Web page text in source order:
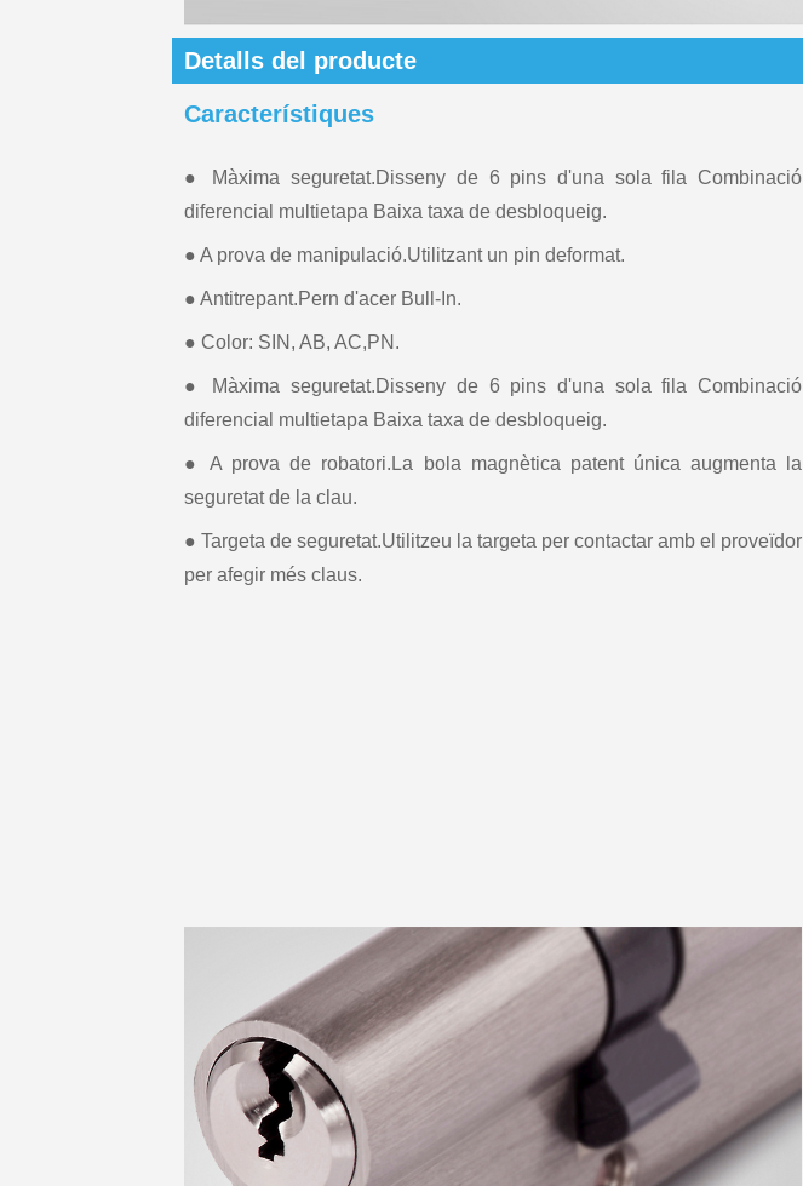
Detalls del producte
Característiques
● Màxima seguretat.Disseny de 6 pins d'una sola fila Combinació
diferencial multietapa Baixa taxa de desbloqueig.
● A prova de manipulació.Utilitzant un pin deformat.
● Antitrepant.Pern d'acer Bull-In.
● Color: SIN, AB, AC,PN.
● Màxima seguretat.Disseny de 6 pins d'una sola fila Combinació
diferencial multietapa Baixa taxa de desbloqueig.
● A prova de robatori.La bola magnètica patent única augmenta la
seguretat de la clau.
● Targeta de seguretat.Utilitzeu la targeta per contactar amb el proveïdor
per afegir més claus.